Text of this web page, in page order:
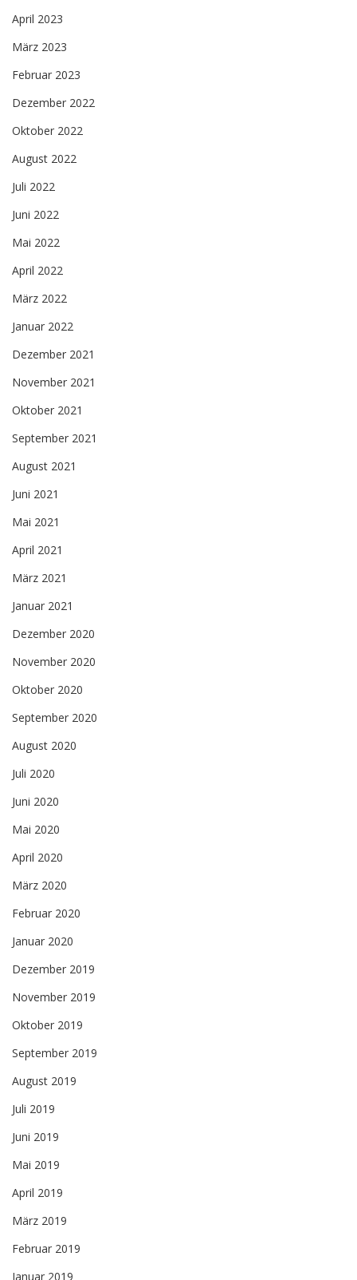
April 2023
März 2023
Februar 2023
Dezember 2022
Oktober 2022
August 2022
Juli 2022
Juni 2022
Mai 2022
April 2022
März 2022
Januar 2022
Dezember 2021
November 2021
Oktober 2021
September 2021
August 2021
Juni 2021
Mai 2021
April 2021
März 2021
Januar 2021
Dezember 2020
November 2020
Oktober 2020
September 2020
August 2020
Juli 2020
Juni 2020
Mai 2020
April 2020
März 2020
Februar 2020
Januar 2020
Dezember 2019
November 2019
Oktober 2019
September 2019
August 2019
Juli 2019
Juni 2019
Mai 2019
April 2019
März 2019
Februar 2019
Januar 2019